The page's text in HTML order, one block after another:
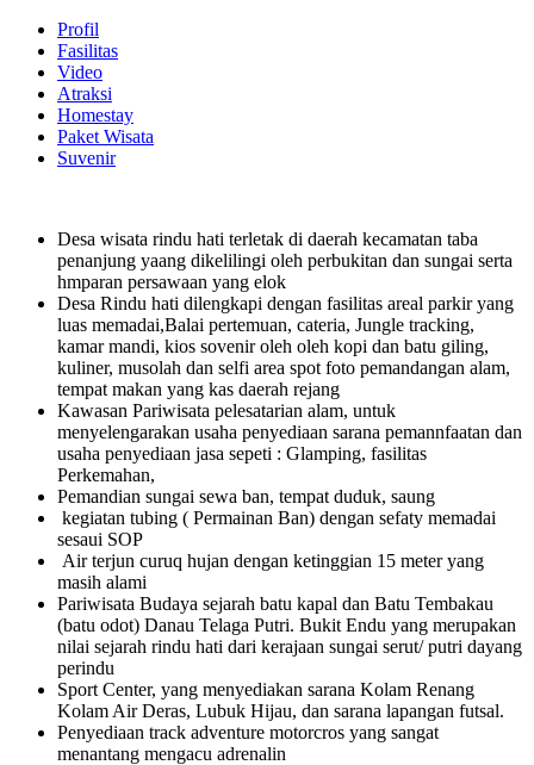
Profil
Fasilitas
Video
Atraksi
Homestay
Paket Wisata
Suvenir
Desa wisata rindu hati terletak di daerah kecamatan taba
penanjung yaang dikelilingi oleh perbukitan dan sungai serta
hmparan persawaan yang elok
Desa Rindu hati dilengkapi dengan fasilitas areal parkir yang
luas memadai,Balai pertemuan, cateria, Jungle tracking,
kamar mandi, kios sovenir oleh oleh kopi dan batu giling,
kuliner, musolah dan selfi area spot foto pemandangan alam,
tempat makan yang kas daerah rejang
Kawasan Pariwisata pelesatarian alam, untuk
menyelengarakan usaha penyediaan sarana pemannfaatan dan
usaha penyediaan jasa sepeti : Glamping, fasilitas
Perkemahan,
Pemandian sungai sewa ban, tempat duduk, saung
kegiatan tubing ( Permainan Ban) dengan sefaty memadai
sesaui SOP
Air terjun curuq hujan dengan ketinggian 15 meter yang
masih alami
Pariwisata Budaya sejarah batu kapal dan Batu Tembakau
(batu odot) Danau Telaga Putri. Bukit Endu yang merupakan
nilai sejarah rindu hati dari kerajaan sungai serut/ putri dayang
perindu
Sport Center, yang menyediakan sarana Kolam Renang
Kolam Air Deras, Lubuk Hijau, dan sarana lapangan futsal.
Penyediaan track adventure motorcros yang sangat
menantang mengacu adrenalin